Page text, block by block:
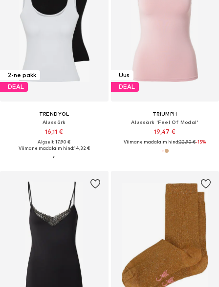
2-ne pakk
DEAL
TRENDYOL
Alussärk
16,11 €
Algselt: 17,90 €
Viimane madalaim hind:14,32 €
Uus
DEAL
TRIUMPH
Alussärk 'Feel Of Modal'
19,47 €
Viimane madalaim hind:22,90 €-15%